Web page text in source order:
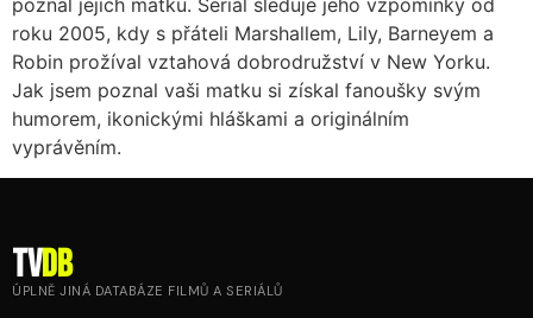
poznal jejich matku. Seriál sleduje jeho vzpomínky od
roku 2005, kdy s přáteli Marshallem, Lily, Barneyem a
Robin prožíval vztahová dobrodružství v New Yorku.
Jak jsem poznal vaši matku si získal fanoušky svým
humorem, ikonickými hláškami a originálním
vyprávěním.
tvDB
ÚPLNĚ JINÁ DATABÁZE FILMŮ A SERIÁLŮ